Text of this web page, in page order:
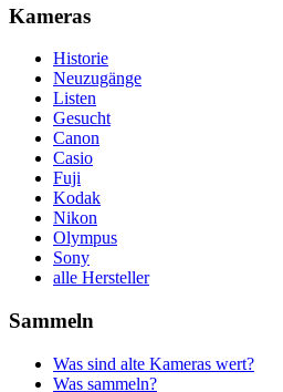
Kameras
Historie
Neuzugänge
Listen
Gesucht
Canon
Casio
Fuji
Kodak
Nikon
Olympus
Sony
alle Hersteller
Sammeln
Was sind alte Kameras wert?
Was sammeln?